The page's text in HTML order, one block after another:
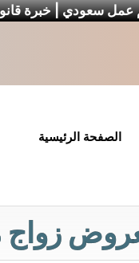
عمل سعودي | خبرة
الصفحة الرئيسية
زواج